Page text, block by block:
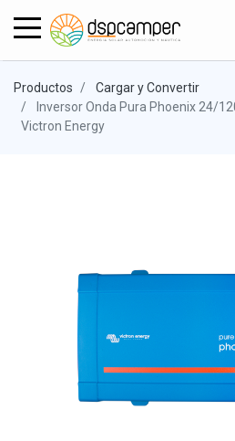
Productos
Cargar y Convertir
Inversor Onda Pura Phoenix 24/
Victron Energy